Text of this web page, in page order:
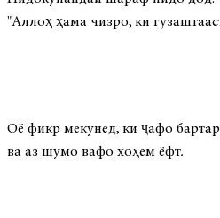
"Аллоҳ ҳама чизро, ки
Оё фикр мекунед, ки ҷафо
ва аз шумо вафо хоҳем ёфт.